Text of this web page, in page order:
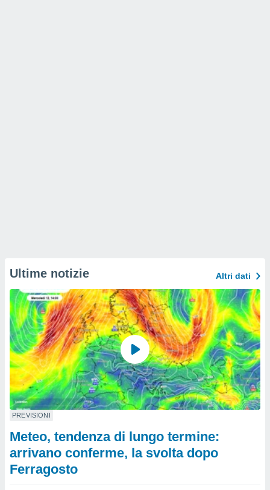
Ultime notizie Altri dati
PREVISIONI
Meteo, tendenza di lungo termine:
arrivano conferme, la svolta dopo
Ferragosto